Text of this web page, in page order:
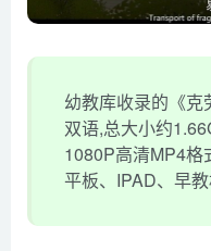
幼教库收录的《克
双语,总大小约
1080P高清MP4格
平板、IPAD、早